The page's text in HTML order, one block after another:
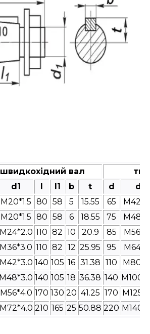
швидкохідний вал
d1 l1 b t d
d1
M20*1.5 80 58 5 15.55 65
M20*1.5 80 58 6 18.55 75
M24*2.0 110 82 10 20.9 85
M36*3.0 110 82 12 25.95 95
M42*3.0 140 105 16 31.38 110
M48*3.0 140 105 18 36.38 140
M56*4.0 170 130 20 41.25 170
M72*4.0 210 165 25 50.88 220